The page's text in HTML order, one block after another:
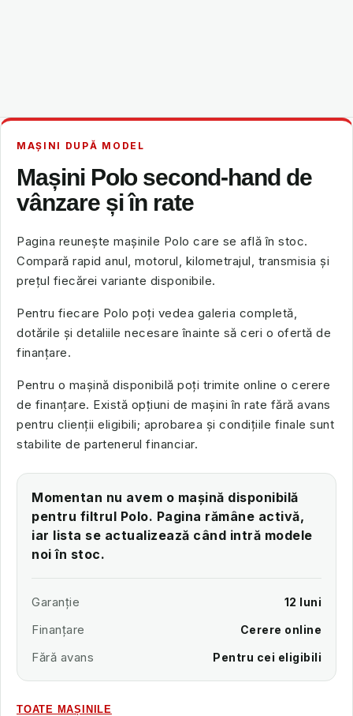
MAȘINI DUPĂ MODEL
Mașini Polo second-hand de
vânzare și în rate
Pagina reunește mașinile Polo care se află în stoc.
Compară rapid anul, motorul, kilometrajul, transmisia și
prețul fiecărei variante disponibile.
Pentru fiecare Polo poți vedea galeria completă,
dotările și detaliile necesare înainte să ceri o ofertă de
finanțare.
Pentru o mașină disponibilă poți trimite online o cerere
de finanțare. Există opțiuni de mașini în rate fără avans
pentru clienții eligibili; aprobarea și condițiile finale sunt
stabilite de partenerul financiar.
Momentan nu avem o mașină disponibilă
pentru filtrul Polo. Pagina rămâne activă,
iar lista se actualizează când intră modele
noi în stoc.
Garanție 12 luni
Finanțare Cerere online
Fără avans Pentru cei eligibili
TOATE MAȘINILE